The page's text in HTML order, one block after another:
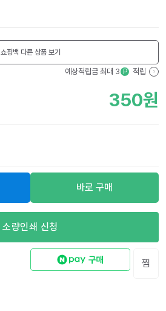
쇼핑백 다른 상품 보기
예상적립금 최대 3 P 적립 ?
350원
바로 구매
소량인쇄 신청
찜